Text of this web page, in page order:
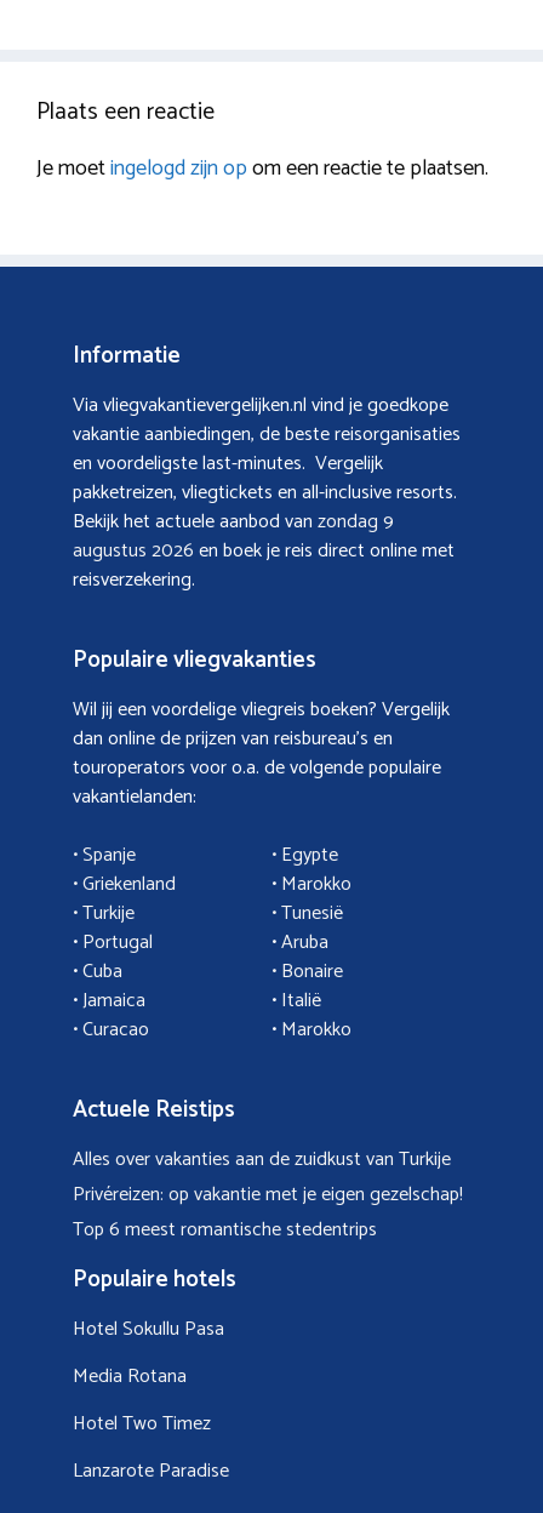
Plaats een reactie
Je moetingelogd zijn opom een reactie te plaatsen.
Informatie
Via vliegvakantievergelijken.nl vind je goedkope
vakantie aanbiedingen, de beste reisorganisaties
en voordeligste last-minutes. Vergelijk
pakketreizen, vliegtickets en all-inclusive resorts.
Bekijk het actuele aanbod vanzondag 9
augustus 2026en boek je reis direct online met
reisverzekering.
Populaire vliegvakanties
Wil jij een voordelige vliegreis boeken? Vergelijk
dan online de prijzen van reisbureau’s en
touroperators voor o.a. de volgende populaire
vakantielanden:
• Spanje
• Griekenland
• Turkije
•Portugal
•Cuba
•Jamaica
• Curacao
• Egypte
•Marokko
• Tunesië
•Aruba
• Bonaire
•Italië
•Marokko
Actuele Reistips
Alles over vakanties aan de zuidkust van Turkije
Privéreizen: op vakantie met je eigen gezelschap!
Top 6 meest romantische stedentrips
Populaire hotels
Hotel Sokullu Pasa
Media Rotana
Hotel Two Timez
Lanzarote Paradise